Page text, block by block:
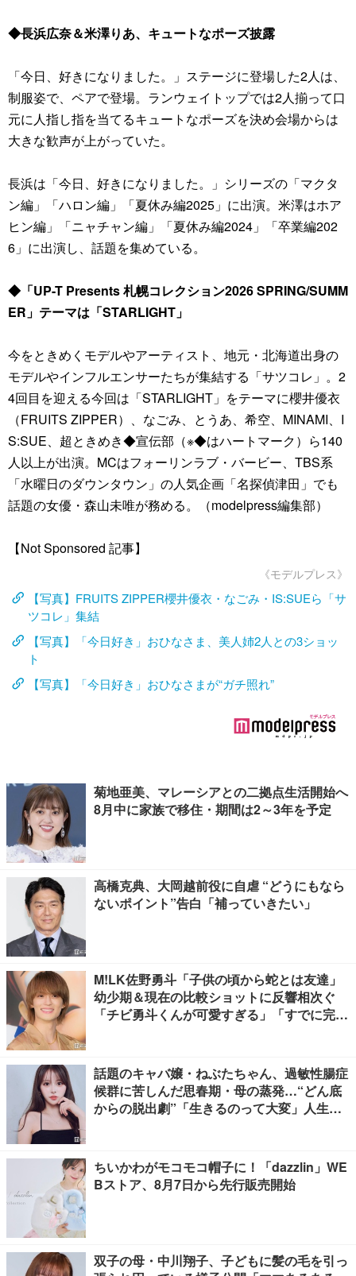
◆長浜広奈＆米澤りあ、キュートなポーズ披露
「今日、好きになりました。」ステージに登場した2人は、
制服姿で、ペアで登場。ランウェイトップでは2人揃って口
元に人指し指を当てるキュートなポーズを決め会場からは
大きな歓声が上がっていた。
長浜は「今日、好きになりました。」シリーズの「マクタ
ン編」「ハロン編」「夏休み編2025」に出演。米澤はホア
ヒン編」「ニャチャン編」「夏休み編2024」「卒業編202
6」に出演し、話題を集めている。
◆「UP-T Presents 札幌コレクション2026 SPRING/SUMM
ER」テーマは「STARLIGHT」
今をときめくモデルやアーティスト、地元・北海道出身の
モデルやインフルエンサーたちが集結する「サツコレ」。2
4回目を迎える今回は「STARLIGHT」をテーマに櫻井優衣
（FRUITS ZIPPER）、なごみ、とうあ、希空、MINAMI、I
S:SUE、超ときめき◆宣伝部（※◆はハートマーク）ら140
人以上が出演。MCはフォーリンラブ・バービー、TBS系
「水曜日のダウンタウン」の人気企画「名探偵津田」でも
話題の女優・森山未唯が務める。（modelpress編集部）
【Not Sponsored 記事】
《モデルプレス》
【写真】FRUITS ZIPPER櫻井優衣・なごみ・IS:SUEら「サ
ツコレ」集結
【写真】「今日好き」おひなさま、美人姉2人との3ショッ
ト
【写真】「今日好き」おひなさまが“ガチ照れ”
菊地亜美、マレーシアとの二拠点生活開始へ
8月中に家族で移住・期間は2～3年を予定
高橋克典、大岡越前役に自虐 “どうにもなら
ないポイント”告白「補っていきたい」
M!LK佐野勇斗「子供の頃から蛇とは友達」
幼少期＆現在の比較ショットに反響相次ぐ
「チビ勇斗くんが可愛すぎる」「すでに完成
話題のキャバ嬢・ねぶたちゃん、過敏性腸症
候群に苦しんだ思春期・母の蒸発…“どん底
からの脱出劇”「生きるのって大変」人生変
ちいかわがモコモコ帽子に！「dazzlin」WE
Bストア、8月7日から先行販売開始
双子の母・中川翔子、子どもに髪の毛を引っ